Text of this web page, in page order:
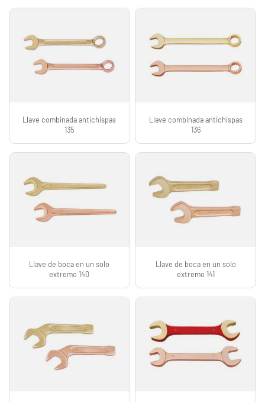
Llave combinada antichispas
135
Llave combinada antichispas
136
Llave de boca en un solo
extremo 140
Llave de boca en un solo
extremo 141